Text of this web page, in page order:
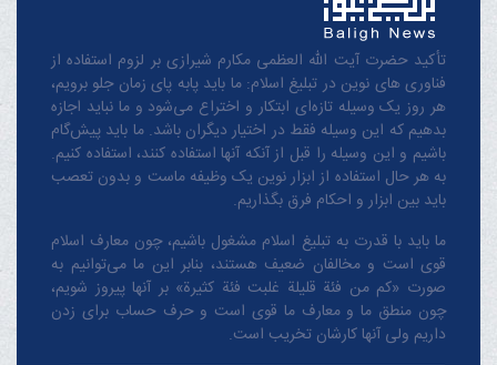
تأکید حضرت آیت الله العظمی مکارم شیرازی بر لزوم استفاده از
فناوری های نوین در تبلیغ اسلام: ما باید پابه پای زمان جلو برویم،
هر روز یک وسیله تازه‌ای ابتکار و اختراع می‌شود و ما نباید اجازه
بدهیم که این وسیله فقط در اختیار دیگران باشد. ما باید پیش‌گام
باشیم و این وسیله را قبل از آنکه آنها استفاده کنند، استفاده کنیم.
به هر حال استفاده از ابزار نوین یک وظیفه ماست و بدون تعصب
باید بین ابزار و احکام فرق بگذاریم.
ما باید با قدرت به تبلیغ اسلام مشغول باشیم، چون معارف اسلام
قوی است و مخالفان ضعیف هستند، بنابر این ما می‌توانیم به
صورت «کم من فئة قلیلة غلبت فئة کثیرة» بر آنها پیروز شویم،
چون منطق‌ ما و معارف ‌ما قوی است و حرف حساب برای زدن
داریم ولی آنها کارشان تخریب است.